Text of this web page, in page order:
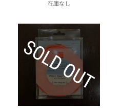
在庫なし